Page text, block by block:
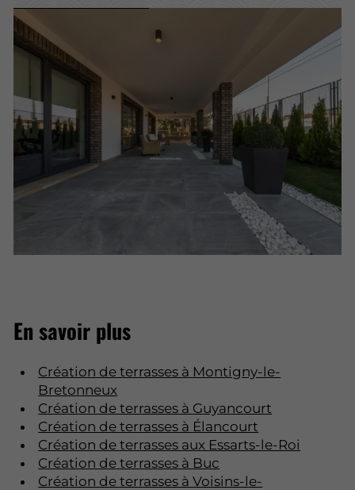
En savoir plus
Création de terrasses à Montigny-le-
Bretonneux
Création de terrasses à Guyancourt
Création de terrasses à Élancourt
Création de terrasses aux Essarts-le-Roi
Création de terrasses à Buc
Création de terrasses à Voisins-le-